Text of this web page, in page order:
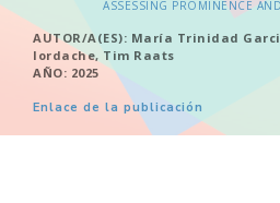
ASSESSING PROMINENCE
AUTOR/A(ES): María Trinidad
Iordache, Tim Raats
AÑO: 2025
Enlace de la publicación